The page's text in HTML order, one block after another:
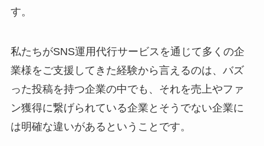
す。
私たちがSNS運用代行サービスを通じて多くの企
業様をご支援してきた経験から言えるのは、バズ
った投稿を持つ企業の中でも、それを売上やファ
ン獲得に繋げられている企業とそうでない企業に
は明確な違いがあるということです。